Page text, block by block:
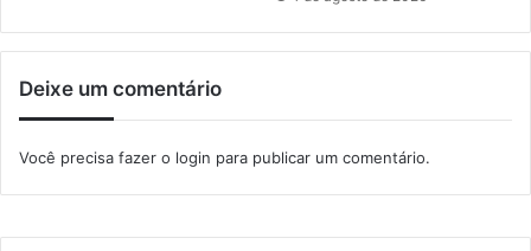
a
ã
o
a
s
l
c
ó
Deixe um comentário
Você precisa fazer o login para publicar um comentário.